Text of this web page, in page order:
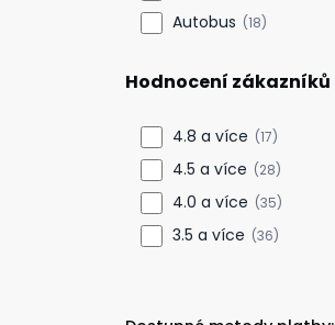
Autobus (18)
Hodnocení zákazníků
4.8 a více (17)
4.5 a více (28)
4.0 a více (35)
3.5 a více (36)